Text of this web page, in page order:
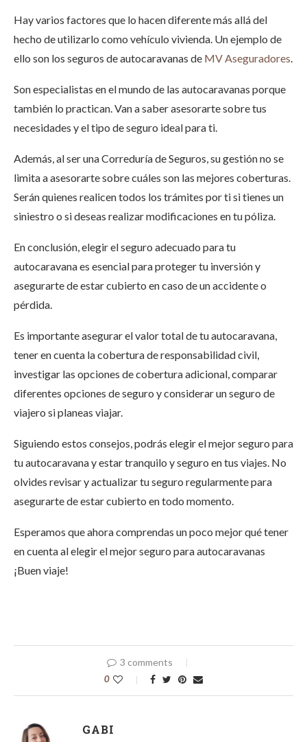
Hay varios factores que lo hacen diferente más allá del
hecho de utilizarlo como vehículo vivienda. Un ejemplo de
ello son los seguros de autocaravanas de MV Aseguradores.
Son especialistas en el mundo de las autocaravanas porque
también lo practican. Van a saber asesorarte sobre tus
necesidades y el tipo de seguro ideal para ti.
Además, al ser una Correduría de Seguros, su gestión no se
limita a asesorarte sobre cuáles son las mejores coberturas.
Serán quienes realicen todos los trámites por ti si tienes un
siniestro o si deseas realizar modificaciones en tu póliza.
En conclusión, elegir el seguro adecuado para tu
autocaravana es esencial para proteger tu inversión y
asegurarte de estar cubierto en caso de un accidente o
pérdida.
Es importante asegurar el valor total de tu autocaravana,
tener en cuenta la cobertura de responsabilidad civil,
investigar las opciones de cobertura adicional, comparar
diferentes opciones de seguro y considerar un seguro de
viajero si planeas viajar.
Siguiendo estos consejos, podrás elegir el mejor seguro para
tu autocaravana y estar tranquilo y seguro en tus viajes. No
olvides revisar y actualizar tu seguro regularmente para
asegurarte de estar cubierto en todo momento.
Esperamos que ahora comprendas un poco mejor qué tener
en cuenta al elegir el mejor seguro para autocaravanas
¡Buen viaje!
3 comments
0
GABI